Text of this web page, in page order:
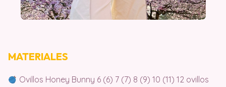
MATERIALES
Ovillos Honey Bunny 6 (6) 7 (7) 8 (9) 10 (11) 12 ovillos